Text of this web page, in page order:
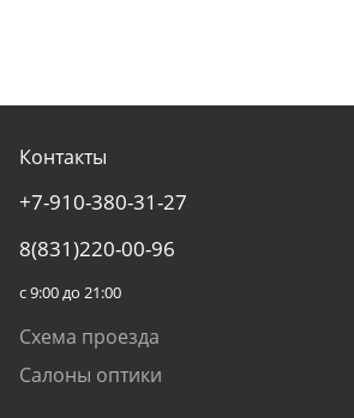
Контакты
+7-910-380-31-27
8(831)220-00-96
с 9:00 до 21:00
Схема проезда
Салоны оптики